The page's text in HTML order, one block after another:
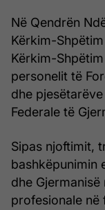
Në Qendrën
Kërkim-
Kërkim-
personelit të
dhe
Federale të
Sipas njoftimit,
bashkëpunimin
dhe
profesionale në